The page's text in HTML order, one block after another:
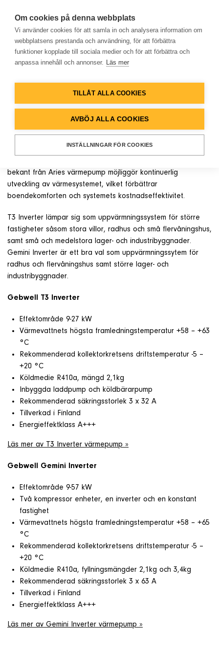
Hem
Lösningar
Databank
Om företaget
Kontakt & Support
Telefon
NYHETER
Nytt! Gebwell T3 Inverter och
Gebwell Gemini Inverter IoT
värmepumpar
Det senaste inom Gebwell värmepumpsortiment ärT3
Gemini Inverter
bekant från Aries värmepump möjliggör kontinuerlig
utveckling av värmesystemet, vilket förbättrar
boendekomforten och systemets kostnadseffektivitet.
T3 Inverter lämpar sig som uppvärmningssystem för större
fastigheter såsom stora villor, radhus och små flervåningshus,
samt små och medelstora lager- och industribyggnader.
Gemini Inverter är ett bra val som uppvärmningssytem för
radhus och flervåningshus samt större lager- och
industribyggnader.
Gebwell T3 Inverter
Effektområde 9-27 kW
Värmevattnets högsta framledningstemperatur +58 – +63
°C
Rekommenderad kollektorkretsens driftstemperatur -5 –
+20 °C
Köldmedie R410a, mängd 2,1kg
Inbyggda laddpump och köldbärarpump
Rekommenderad säkringsstorlek 3 x 32 A
Tillverkad i Finland
Energieffektklass A+++
Läs mer av T3 Inverter värmepump »
Gebwell Gemini Inverter
Effektområde 9-57 kW
Två kompressor enheter, en inverter och en konstant
fastighet
Värmevattnets högsta framledningstemperatur +58 – +65
°C
Rekommenderad kollektorkretsens driftstemperatur -5 –
+20 °C
Köldmedie R410a, fyllningsmängder 2,1kg och 3,4kg
Rekommenderad säkringsstorlek 3 x 63 A
Tillverkad i Finland
Energieffektklass A+++
Läs mer av Gemini Inverter värmepump »
Om cookies på denna webbplats
Vi använder cookies för att samla in och analysera information om
webbplatsens prestanda och användning, för att förbättra
funktioner kopplade till sociala medier och för att förbättra och
anpassa innehåll och annonser. Läs mer
TILLÅT ALLA COOKIES
AVBÖJ ALLA COOKIES
INSTÄLLNINGAR FÖR COOKIES